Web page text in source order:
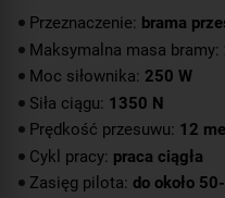
Przeznaczenie: brama
Maksymalna masa bramy:
Moc siłownika: 250 W
Siła ciągu: 1350 N
Prędkość przesuwu: 12
Cykl pracy: praca ciągła
Zasięg pilota: do około